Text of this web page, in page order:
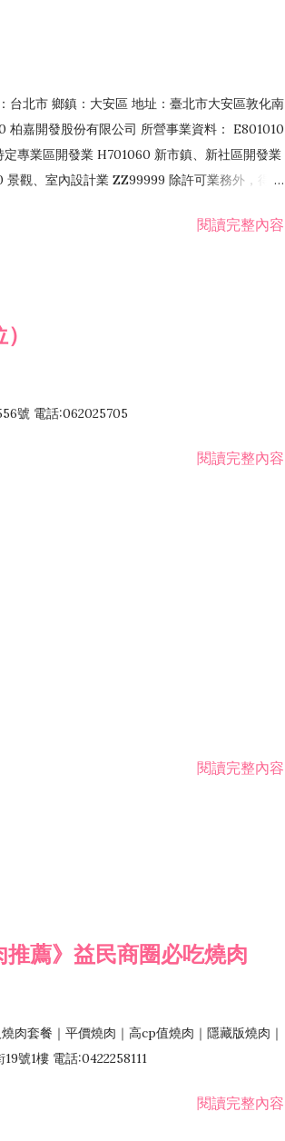
台北市 鄉鎮：大安區 地址：臺北市大安區敦化南
柏嘉開發股份有限公司 所營事業資料： E801010
專業區開發業 H701060 新市鎮、新社區開發業
觀、室內設計業 ZZ99999 除許可業務外，得經
閱讀完整內容
號 電話:062025705
閱讀完整內容
閱讀完整內容
推薦》益民商圈必吃燒肉
肉套餐｜平價燒肉｜高cp值燒肉｜隱藏版燒肉｜
號1樓 電話:0422258111
閱讀完整內容